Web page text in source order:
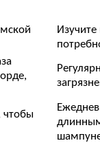
чтобы